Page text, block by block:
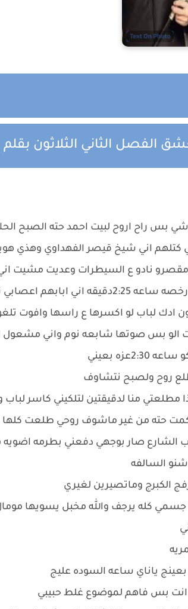
الفصل الثاني الثلاثون بقلم
كتلهم اني شيخ قيصر الفهداوي وهذي
مقصرو نادو ع السيطرات وعديت
الكرسي وحته اذا لكوه بيه رخصه ساعه
ادك لباب لو اكسرها ع راسها وافوت
الو بس صوتها شابعه نوم واني مشعول
بعيني
روح ولصبح نتشاوف
مطلعتي منا لدقيقتين لتلكيني كاسر
كمت حته من غير ماشوف روحي طلعت
صار بوجهي دفعني بطرمه اضويه
السالفه
الكبرج وماتصيرين لغيري
جسمي كله يرجف والله مخبل يسويها
ياناي ساعه السوده عليج
انت بس فاهم لموضوع غلط حبيبي